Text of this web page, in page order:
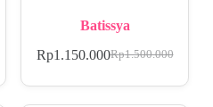
Batissya
Rp1.500.000
Rp1.150.000